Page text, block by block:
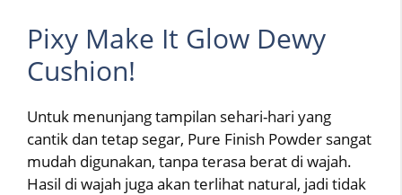
Pixy Make It Glow Dewy
Cushion!
Untuk menunjang tampilan sehari-hari yang
cantik dan tetap segar, Pure Finish Powder sangat
mudah digunakan, tanpa terasa berat di wajah.
Hasil di wajah juga akan terlihat natural, jadi tidak